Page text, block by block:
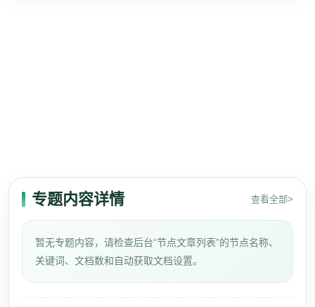
专题内容详情 查看全部>
暂无专题内容，请检查后台“节点文章列表”的节点名称、
关键词、文档数和自动获取文档设置。